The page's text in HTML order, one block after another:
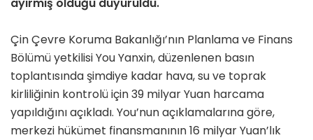
ayırmış olduğu duyuruldu.
Çin Çevre Koruma Bakanlığı’nın Planlama ve Finans
Bölümü yetkilisi You Yanxin, düzenlenen basın
toplantısında şimdiye kadar hava, su ve toprak
kirliliğinin kontrolü için 39 milyar Yuan harcama
yapıldığını açıkladı. You’nun açıklamalarına göre,
merkezi hükümet finansmanının 16 milyar Yuan’lık